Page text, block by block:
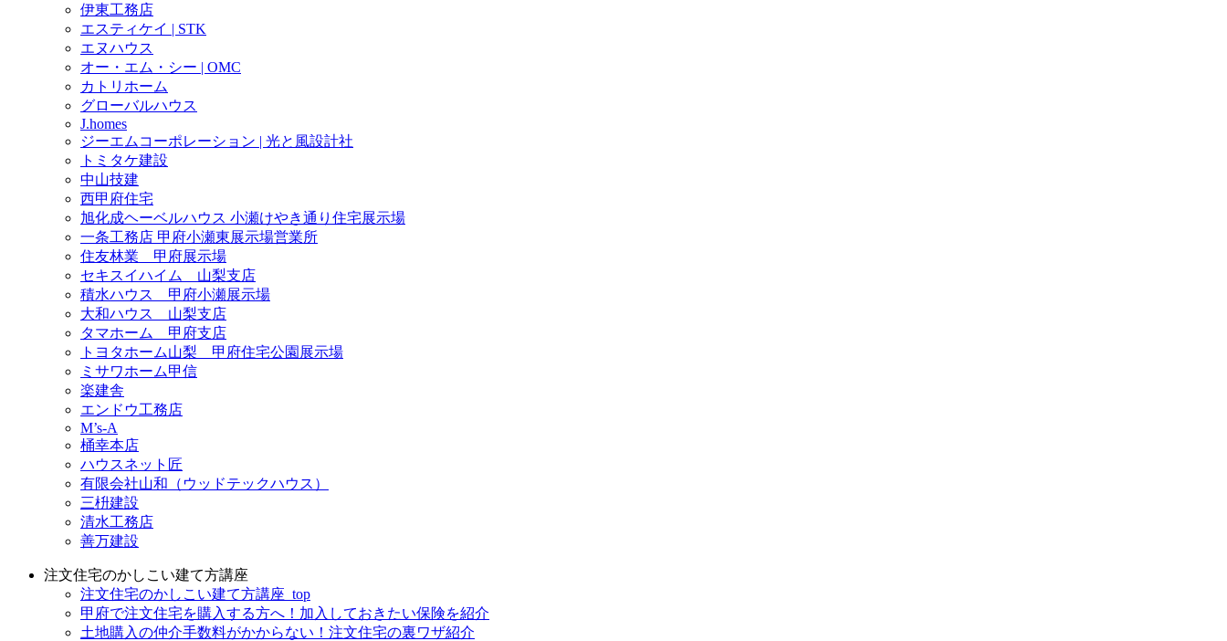
伊東工務店
エスティケイ | STK
エヌハウス
オー・エム・シー | OMC
カトリホーム
グローバルハウス
J.homes
ジーエムコーポレーション | 光と風設計社
トミタケ建設
中山技建
西甲府住宅
旭化成ヘーベルハウス 小瀬けやき通り住宅展示場
一条工務店 甲府小瀬東展示場営業所
住友林業 甲府展示場
セキスイハイム 山梨支店
積水ハウス 甲府小瀬展示場
大和ハウス 山梨支店
タマホーム 甲府支店
トヨタホーム山梨 甲府住宅公園展示場
ミサワホーム甲信
楽建舎
エンドウ工務店
M’s-A
桶幸本店
ハウスネット匠
有限会社山和（ウッドテックハウス）
三枡建設
清水工務店
善万建設
注文住宅のかしこい建て方講座
注文住宅のかしこい建て方講座_top
甲府で注文住宅を購入する方へ！加入しておきたい保険を紹介
土地購入の仲介手数料がかからない！注文住宅の裏ワザ紹介